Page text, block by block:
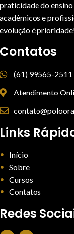
praticidade do
acadêmicos e
evolução é prioridade!
Contatos
(61) 99565-2511
Atendimento
Links
Início
Sobre
Cursos
Contatos
Redes